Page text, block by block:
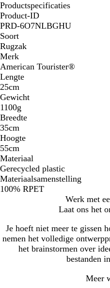
Productspecificaties
Product-ID
PRD-6O7NLBGHU
Soort
Rugzak
Merk
American Tourister®
Lengte
25cm
Gewicht
1100g
Breedte
35cm
Hoogte
55cm
Materiaal
Gerecycled plastic
Materiaalsamenstelling
100% RPET
Werk met
Laat ons het
Je hoeft niet meer te gissen
nemen het volledige
het brainstormen over
bestanden
Meer